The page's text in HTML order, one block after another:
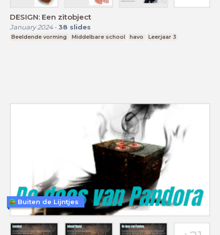
DESIGN: Een zitobject
January 2024- 38 slides
Beeldende vorming Middelbare school havo Leerjaar 3
Buiten de Lijntjes